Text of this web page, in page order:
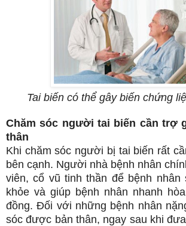
Tai biến có thể gây biến chứng
Chăm sóc người tai biến cần trợ
thân
Khi chăm sóc người bị tai biến rất
bên cạnh. Người nhà bệnh nhân
viên, cổ vũ tinh thần để bệnh
khỏe và giúp bệnh nhân nhanh
đồng. Đối với những bệnh nhân
sóc được bản thân, ngay sau khi